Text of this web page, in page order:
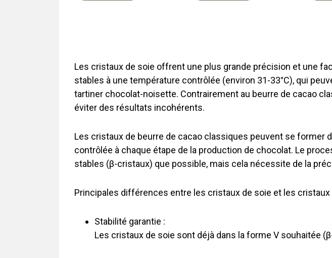
Les cristaux de soie offrent une plus grande précision et une
stables à une température contrôlée (environ 31-33°C), qui
tartiner chocolat-noisette. Contrairement au beurre de cacao
éviter des résultats incohérents.
Les cristaux de beurre de cacao classiques peuvent se former
contrôlée à chaque étape de la production de chocolat. Le
stables (β-cristaux) que possible, mais cela nécessite de la
Principales différences entre les cristaux de soie et les
Stabilité garantie :
Les cristaux de soie sont déjà dans la forme V souhaitée